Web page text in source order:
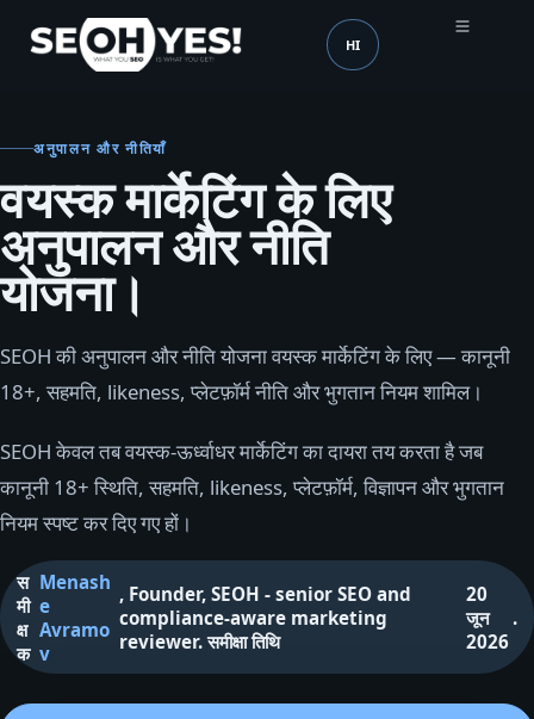
SEOH भाषा (mobile header)
HI
अनुपालन और नीतियाँ
वयस्क मार्केटिंग के लिए
अनुपालन और नीति
योजना।
SEOH की अनुपालन और नीति योजना वयस्क मार्केटिंग के लिए — कानूनी
18+, सहमति, likeness, प्लेटफ़ॉर्म नीति और भुगतान नियम शामिल।
SEOH केवल तब वयस्क‑ऊर्ध्वाधर मार्केटिंग का दायरा तय करता है जब
कानूनी 18+ स्थिति, सहमति, likeness, प्लेटफ़ॉर्म, विज्ञापन और भुगतान
नियम स्पष्ट कर दिए गए हों।
स
मी
क्ष
क
Menash
e
Avramo
v
, Founder, SEOH - senior SEO and
compliance-aware marketing
reviewer.समीक्षा तिथि
20
जून
2026
.